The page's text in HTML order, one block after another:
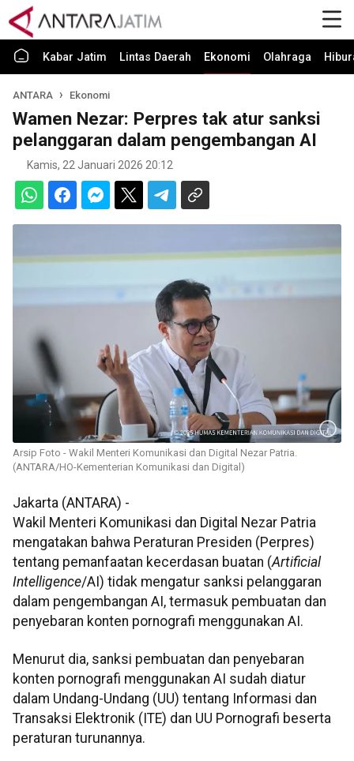
Kabar Jatim Lintas Daerah Ekonomi Olahraga
ANTARA Ekonomi
Wamen Nezar: Perpres tak atur sanksi
pelanggaran dalam pengembangan AI
Kamis, 22 Januari 2026 20:12
Arsip Foto - Wakil Menteri Komunikasi dan Digital Nezar Patria.
(ANTARA/HO-Kementerian Komunikasi dan Digital)
Jakarta (ANTARA) -
Wakil Menteri Komunikasi dan Digital Nezar Patria
mengatakan bahwa Peraturan Presiden (Perpres)
tentang pemanfaatan kecerdasan buatan (Artificial
Intelligence/AI) tidak mengatur sanksi pelanggaran
dalam pengembangan AI, termasuk pembuatan dan
penyebaran konten pornografi menggunakan AI.
Menurut dia, sanksi pembuatan dan penyebaran
konten pornografi menggunakan AI sudah diatur
dalam Undang-Undang (UU) tentang Informasi dan
Transaksi Elektronik (ITE) dan UU Pornografi beserta
peraturan turunannya.